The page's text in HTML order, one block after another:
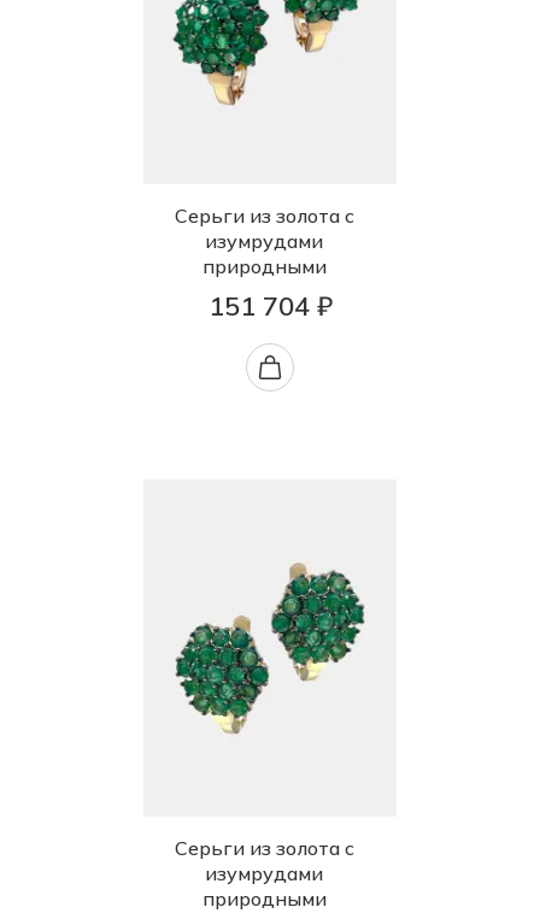
Серьги из золота с
изумрудами
природными
151 704 ₽
Серьги из золота с
изумрудами
природными